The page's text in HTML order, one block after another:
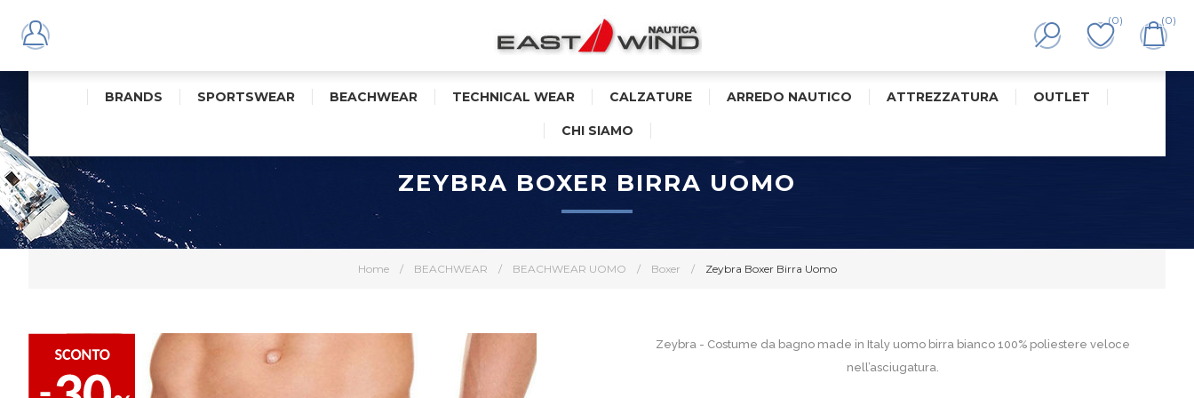
(0) (0)
BRANDS SPORTSWEAR BEACHWEAR TECHNICAL WEAR CALZATURE ARREDO NAUTICO ATTREZZATURA OUTLET
CHI SIAMO
Home / BEACHWEAR / BEACHWEAR UOMO / Boxer / Zeybra Boxer Birra Uomo
ZEYBRA BOXER BIRRA UOMO
Zeybra - Costume da bagno made in Italy uomo birra bianco 100% poliestere veloce
nell’asciugatura.